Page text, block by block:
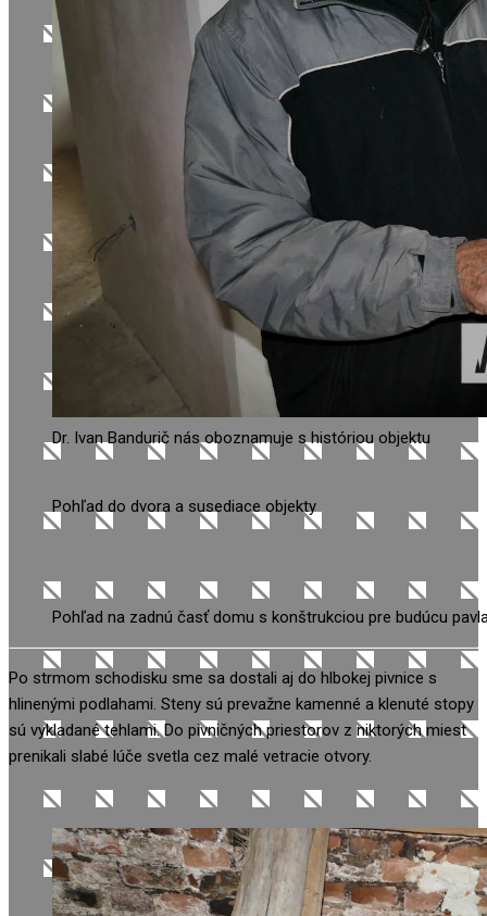
Dr. Ivan Bandurič nás oboznamuje s históriou objektu
Pohľad do dvora a susediace objekty
Pohľad na zadnú časť domu s konštrukciou pre budúcu
Po strmom schodisku sme sa dostali aj do hlbokej pivnice s
hlinenými podlahami. Steny sú prevažne kamenné a klenuté stopy
sú vykladané tehlami. Do pivničných priestorov z niktorých miest
prenikali slabé lúče svetla cez malé vetracie otvory.